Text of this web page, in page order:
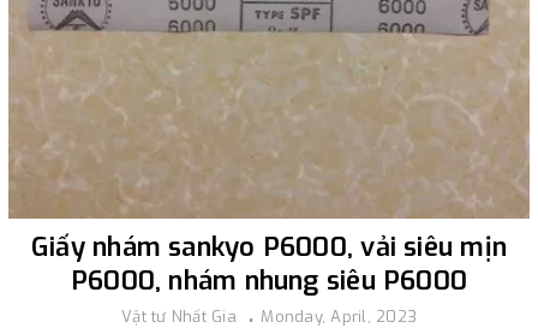
Giấy nhám sankyo P6000, vải siêu mịn
P6000, nhám nhung siêu P6000
Vật tư Nhất Gia Monday, April, 2023